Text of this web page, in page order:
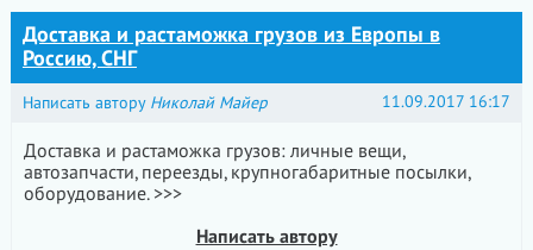
Доставка и растаможка грузов из Европы в
Россию, СНГ
Написать автору Николай Майер 11.09.2017 16:17
Доставка и растаможка грузов: личные вещи,
автозапчасти, переезды, крупногабаритные посылки,
оборудование. >>>
Написать автору